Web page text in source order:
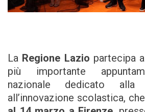
La Regione Lazio partecipa a
più importante
nazionale dedicato
all’innovazione scolastica,